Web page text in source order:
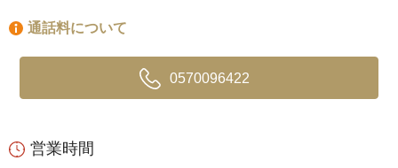
通話料について
0570096422
営業時間